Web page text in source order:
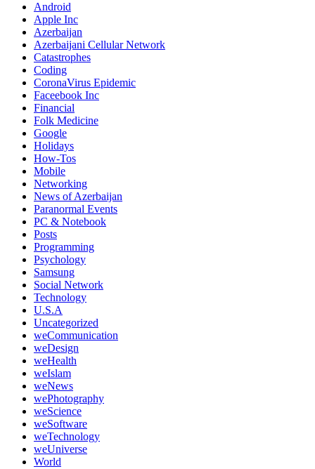
Android
Apple Inc
Azerbaijan
Azerbaijani Cellular Network
Catastrophes
Coding
CoronaVirus Epidemic
Faceebook Inc
Financial
Folk Medicine
Google
Holidays
How-Tos
Mobile
Networking
News of Azerbaijan
Paranormal Events
PC & Notebook
Posts
Programming
Psychology
Samsung
Social Network
Technology
U.S.A
Uncategorized
weCommunication
weDesign
weHealth
weIslam
weNews
wePhotography
weScience
weSoftware
weTechnology
weUniverse
World